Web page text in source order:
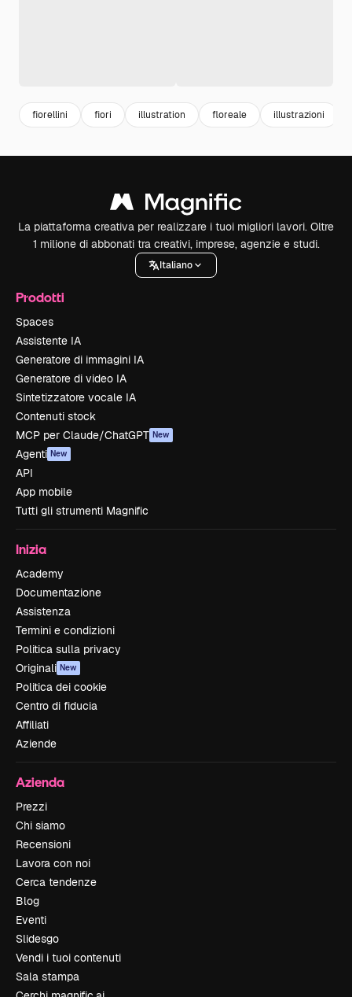
fiorellini fiori illustration floreale illustrazioni
La piattaforma creativa per realizzare i tuoi migliori lavori. Oltre
1 milione di abbonati tra creativi, imprese, agenzie e studi.
Italiano
Prodotti
Spaces
Assistente IA
Generatore di immagini IA
Generatore di video IA
Sintetizzatore vocale IA
Contenuti stock
MCP per Claude/ChatGPT New
Agenti New
API
App mobile
Tutti gli strumenti Magnific
Inizia
Academy
Documentazione
Assistenza
Termini e condizioni
Politica sulla privacy
Originali New
Politica dei cookie
Centro di fiducia
Affiliati
Aziende
Azienda
Prezzi
Chi siamo
Recensioni
Lavora con noi
Cerca tendenze
Blog
Eventi
Slidesgo
Vendi i tuoi contenuti
Sala stampa